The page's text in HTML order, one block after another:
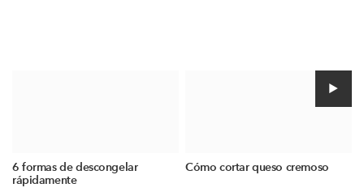
6 formas de descongelar
rápidamente
Cómo cortar queso cremoso